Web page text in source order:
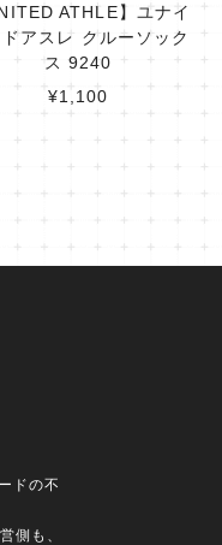
ATHLE】ユナイ
アスレ クルーソック
ス 9240
¥1,100
ドの不
側も、